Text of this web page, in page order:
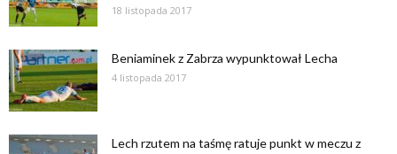
18 listopada 2017
Beniaminek z Zabrza wypunktował Lecha
4 listopada 2017
Lech rzutem na taśmę ratuje punkt w meczu z